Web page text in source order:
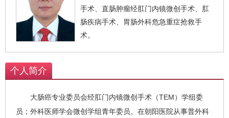
手术、直肠肿瘤经肛门内镜微创手术、肛
肠疾病手术、胃肠外科危急重症抢救手
术。
个人简介
大肠癌专业委员会经肛门内镜微创手术（TEM）学组委
员；外科医师学会微创学组青年委员。在朝阳医院从事普外科